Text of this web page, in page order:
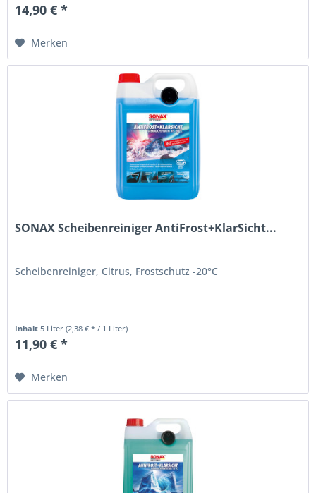
14,90 € *
Merken
SONAX Scheibenreiniger AntiFrost+KlarSicht...
Scheibenreiniger, Citrus, Frostschutz -20°C
Inhalt5 Liter(2,38 € * / 1 Liter)
11,90 € *
Merken